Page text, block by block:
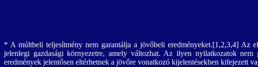
* A múltbeli teljesítmény nem garantálja a jövőbeli eredményeket.[1,2,3,4] Az
jelenlegi gazdasági környezetre, amely változhat. Az ilyen nyilatkozatok
eredmények jelentősen eltérhetnek a jövőre vonatkozó kijelentésekben kifejezett